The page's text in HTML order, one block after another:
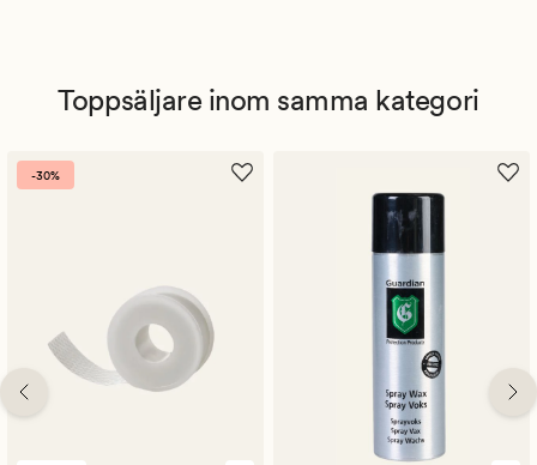
Toppsäljare inom samma kategori
-30%